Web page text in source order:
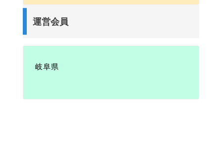
運営会員
岐阜県